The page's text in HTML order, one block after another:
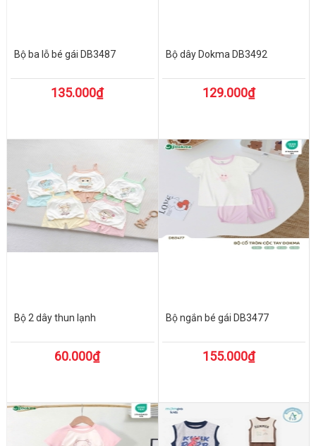
Bộ ba lỗ bé gái DB3487
135.000₫
Bộ dây Dokma DB3492
129.000₫
Bộ 2 dây thun lạnh
60.000₫
Bộ ngắn bé gái DB3477
155.000₫